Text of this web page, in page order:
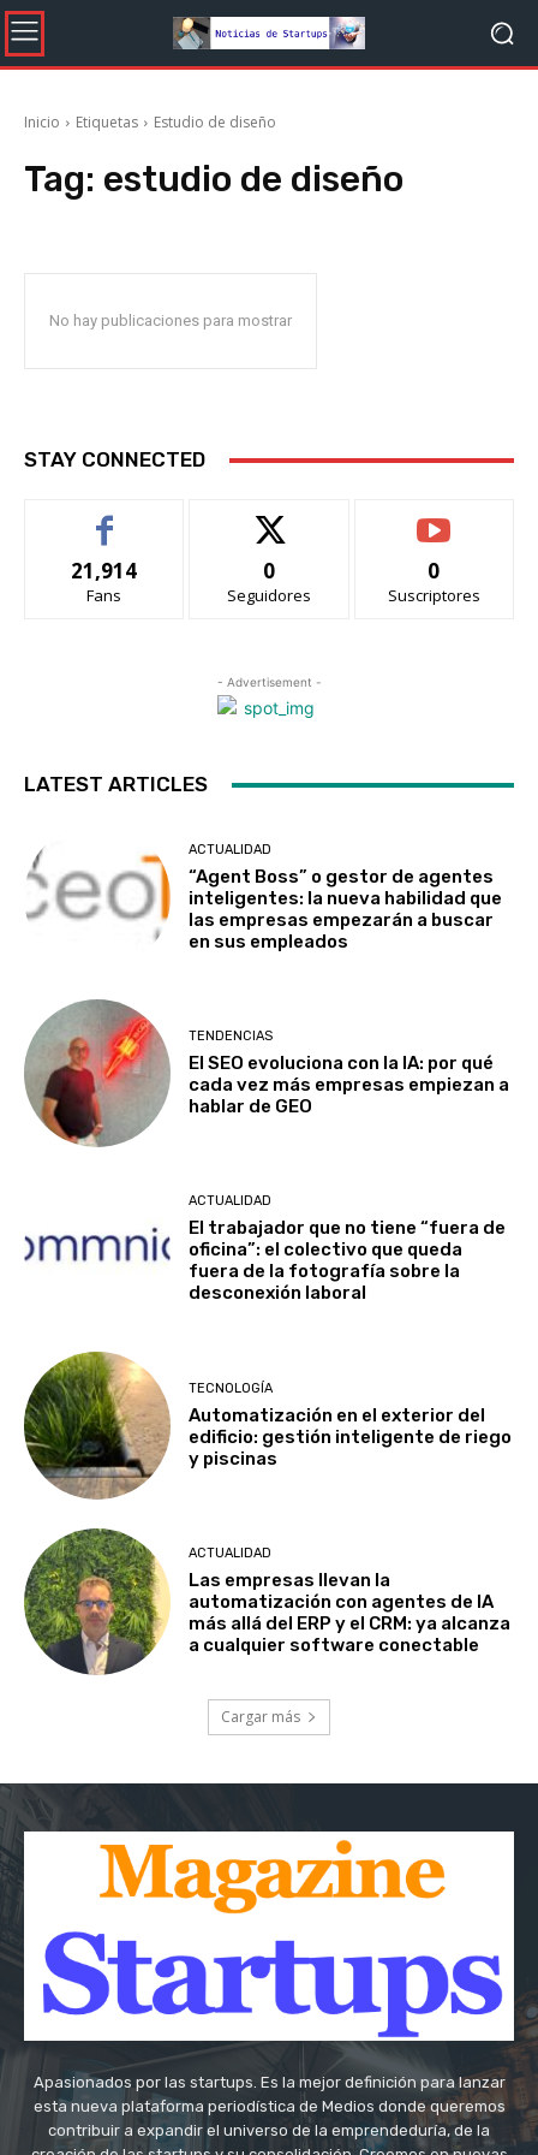
Inicio Etiquetas Estudio de diseño
Tag: estudio de diseño
No hay publicaciones para mostrar
STAY CONNECTED
21,914
Fans
0
Seguidores
0
Suscriptores
- Advertisement -
LATEST ARTICLES
ACTUALIDAD
“Agent Boss” o gestor de agentes
inteligentes: la nueva habilidad que
las empresas empezarán a buscar
en sus empleados
TENDENCIAS
El SEO evoluciona con la IA: por qué
cada vez más empresas empiezan a
hablar de GEO
ACTUALIDAD
El trabajador que no tiene “fuera de
oficina”: el colectivo que queda
fuera de la fotografía sobre la
desconexión laboral
TECNOLOGÍA
Automatización en el exterior del
edificio: gestión inteligente de riego
y piscinas
ACTUALIDAD
Las empresas llevan la
automatización con agentes de IA
más allá del ERP y el CRM: ya alcanza
a cualquier software conectable
Cargar más
Apasionados por las startups. Es la mejor definición para lanzar
esta nueva plataforma periodística de Medios donde queremos
contribuir a expandir el universo de la emprendeduría, de la